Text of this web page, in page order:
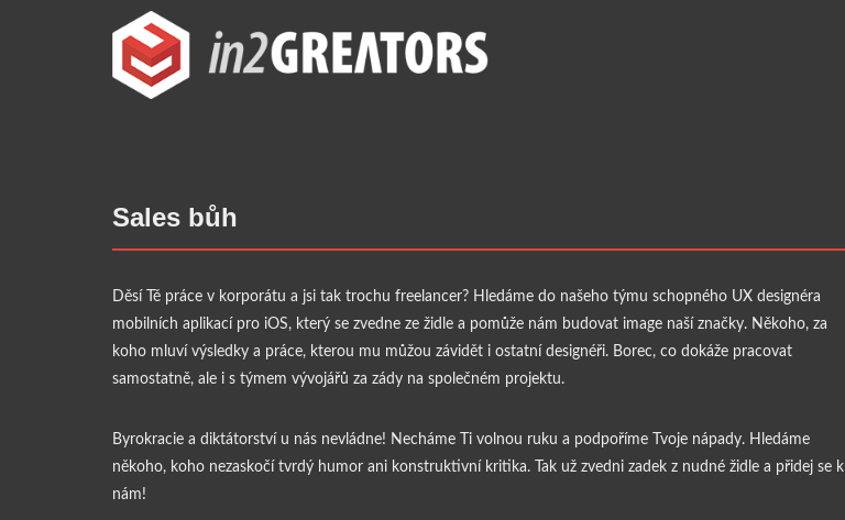
Sales bůh
Děsí Tě práce v korporátu a jsi tak trochu freelancer? Hledáme do našeho týmu schopného UX designéra
mobilních aplikací pro iOS, který se zvedne ze židle a pomůže nám budovat image naší značky. Někoho, za
koho mluví výsledky a práce, kterou mu můžou závidět i ostatní designéři. Borec, co dokáže pracovat
samostatně, ale i s týmem vývojářů za zády na společném projektu.
Byrokracie a diktátorství u nás nevládne! Necháme Ti volnou ruku a podpoříme Tvoje nápady. Hledáme
někoho, koho nezaskočí tvrdý humor ani konstruktivní kritika. Tak už zvedni zadek z nudné židle a přidej se k
nám!